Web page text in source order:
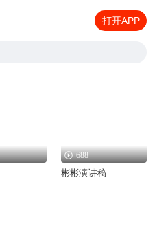
打开APP
688
彬彬演讲稿